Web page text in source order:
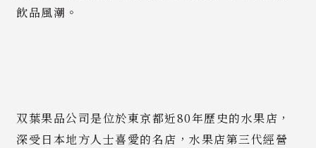
飲品風潮。
双葉果品公司是位於東京都近80年歷史的水果店，
深受日本地方人士喜愛的名店，水果店第三代經營